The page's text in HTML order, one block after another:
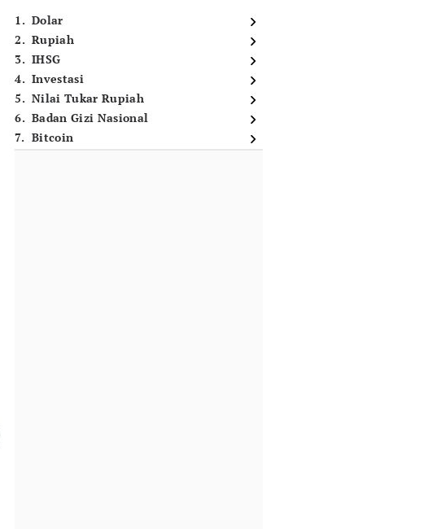
1. Dolar
2. Rupiah
3. IHSG
4. Investasi
5. Nilai Tukar Rupiah
6. Badan Gizi Nasional
7. Bitcoin